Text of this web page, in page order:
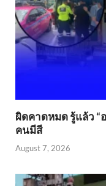
ผิดคาดหมด รู้แล้ว “
คนมีสี
August 7, 2026